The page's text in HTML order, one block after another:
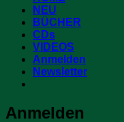
NEU
BÜCHER
CDs
VIDEOS
Anmelden
Newsletter
Anmelden